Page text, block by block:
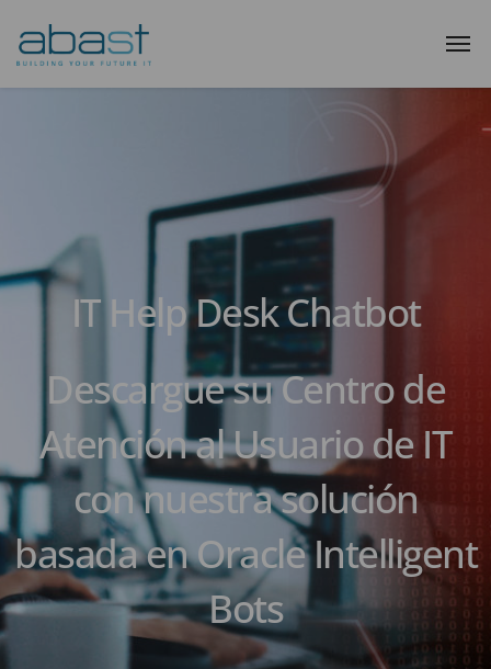
IT Help Desk Chatbot
Descargue su Centro de
Atención al Usuario de IT
con nuestra solución
basada en Oracle Intelligent
Bots